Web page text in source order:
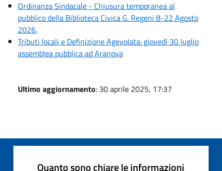
Ordinanza Sindacale - Chiusura temporanea al
pubblico della Biblioteca Civica G. Regeni 8-22 Agosto
2026.
Tributi locali e Definizione Agevolata: giovedì 30 luglio
assemblea pubblica ad Aranova
Ultimo aggiornamento: 30 aprile 2025, 17:37
Quanto sono chiare le informazioni